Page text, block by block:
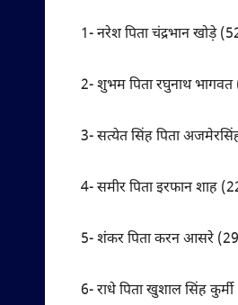
1- नरेश पिता चंद्रभान खोड़े
2- शुभम पिता रघुनाथ भागवत
3- सत्येत सिंह पिता अजमेरसिंह
4- समीर पिता इरफान शाह
5- शंकर पिता करन आसरे
6- राधे पिता खुशाल सिंह कुर्मी